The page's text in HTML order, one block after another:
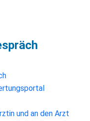
und an den Arzt